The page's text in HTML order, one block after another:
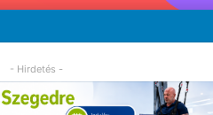
- Hirdetés -